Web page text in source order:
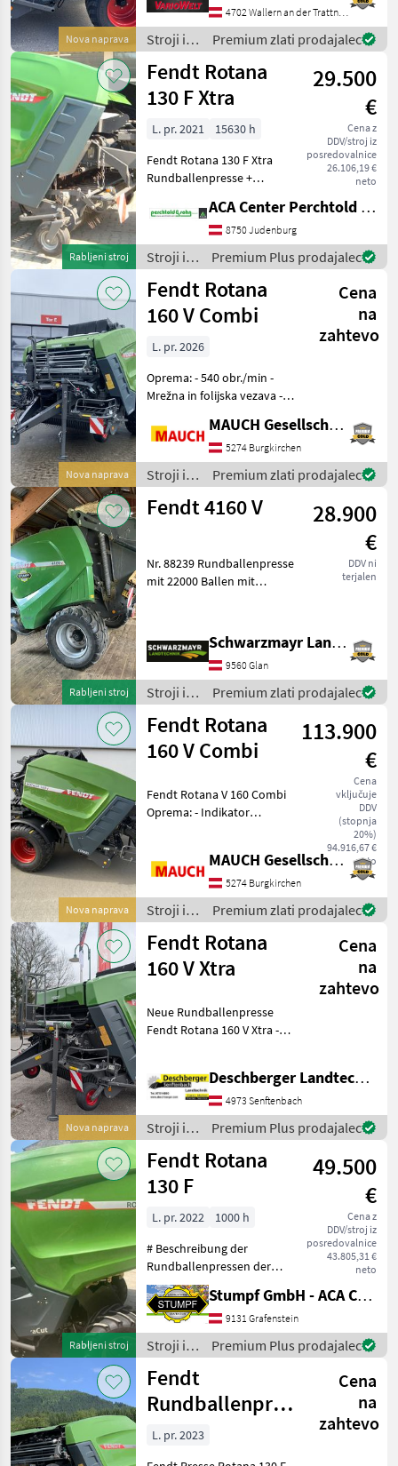
Nova naprava
4702 Wallern an der Trattnach
Stroji in
oprema
za žetev
in
spravilo
/ Fendt
Premium zlati prodajalec
Rabljeni stroj
Fendt Rotana
130 F Xtra
29.500
€
Cena z
DDV/stroj iz
posredovalnice
26.106,19 €
neto
L. pr. 2021
15630 h
Fendt Rotana 130 F Xtra
Rundballenpresse +
E-Link Pro Isobus Terminal
+ automatische
Presswalzenschmierung +
PickUp Alpin + PickUp B
ACA Center Perchtold - Perchtold & Sohn GmbH
8750 Judenburg
Stroji in
oprema
za žetev
in
spravilo
/ Fendt
Premium Plus prodajalec
Nova naprava
Fendt Rotana
160 V Combi
Cena
na
zahtevo
L. pr. 2026
Oprema: - 540 obr./min -
Mrežna in folijska vezava -
Merilnik vlage - Ojačeni valj -
Podložni klini - Delovni
LED-žarometi - Kamera z
zaslo
MAUCH Gesellschaft m.b.H. & Co.KG
5274 Burgkirchen
Stroji in
oprema
za žetev
/ Fendt
Premium zlati prodajalec
Rabljeni stroj
Fendt 4160 V
28.900
€
DDV ni
terjalen
Nr. 88239 Rundballenpresse
mit 22000 Ballen mit
in Ordnung komora balirke:
Schwarzmayr Landtechnik GmbH - Glan
9560 Glan
Stroji in
oprema
za žetev
in
spravilo
Premium zlati prodajalec
Nova naprava
Fendt Rotana
160 V Combi
113.900
€
Cena
vključuje
DDV
(stopnja
20%)
94.916,67 €
neto
Fendt Rotana V 160 Combi
Oprema: - Indikator
Pobiralnik: 2, 25 m - Valj za
stiskanje pridelkov z
nastavljivim polo
MAUCH Gesellschaft m.b.H. & Co.KG
5274 Burgkirchen
Stroji in
oprema
za žetev
in
spravilo
Premium zlati prodajalec
Nova naprava
Fendt Rotana
160 V Xtra
Cena
na
zahtevo
Neue Rundballenpresse
Fendt Rotana 160 V Xtra -
Befüllanzeige -
Bedieneinheit Bale control
Pro ISObus Terminal -
PickUp 2, 25
Deschberger Landtechnik GmbH
4973 Senftenbach
Stroji in
oprema
za žetev
in
spravilo
/ Fendt
Premium Plus prodajalec
Rabljeni stroj
Fendt Rotana
130 F
49.500
€
Cena z
DDV/stroj iz
posredovalnice
43.805,31 €
neto
L. pr. 2022
1000 h
# Beschreibung der
Rundballenpressen der
Marke Fendt, Modell 2022 #
Allgemeine Informationen
Die Rundballenpressen der
Marke Fendt, Modell 2022,
repräsentieren d
Stumpf GmbH - ACA Center Stumpf
9131 Grafenstein
Stroji in
oprema
za žetev
in
spravilo
/ Fendt
Premium Plus prodajalec
Fendt
Rundballenpresse
Rotana 130F
Combi
Cena
na
zahtevo
L. pr. 2023